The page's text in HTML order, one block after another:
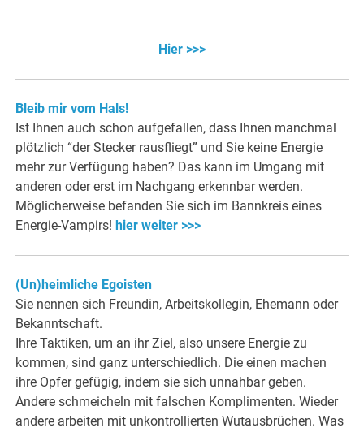
Hier >>>
Bleib mir vom Hals!
Ist Ihnen auch schon aufgefallen, dass Ihnen manchmal
plötzlich “der Stecker rausfliegt” und Sie keine Energie
mehr zur Verfügung haben? Das kann im Umgang mit
anderen oder erst im Nachgang erkennbar werden.
Möglicherweise befanden Sie sich im Bannkreis eines
Energie-Vampirs! hier weiter >>>
(Un)heimliche Egoisten
Sie nennen sich Freundin, Arbeitskollegin, Ehemann oder
Bekanntschaft.
Ihre Taktiken, um an ihr Ziel, also unsere Energie zu
kommen, sind ganz unterschiedlich. Die einen machen
ihre Opfer gefügig, indem sie sich unnahbar geben.
Andere schmeicheln mit falschen Komplimenten. Wieder
andere arbeiten mit unkontrollierten Wutausbrüchen. Was